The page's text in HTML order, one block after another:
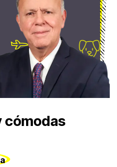
cómodas